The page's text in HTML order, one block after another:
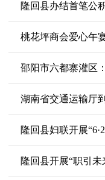
隆回县办结首笔公
桃花坪商会爱心午
邵阳市六都寨灌区
湖南省交通运输厅
隆回县妇联开展
隆回县开展“职引